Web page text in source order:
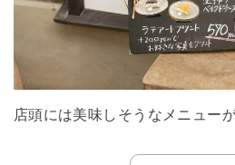
店頭には美味しそうなメニュ